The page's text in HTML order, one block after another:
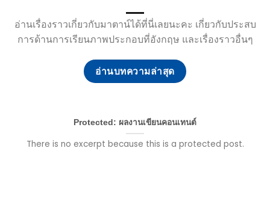
อ่านเรื่องราวเกี่ยวกับมาตาน์ได้ที่นี่เลยนะคะ เกี่ยวกับประสบ
การด้านการเรียนภาพประกอบที่อังกฤษ และเรื่องราวอื่นๆ
อ่านบทความล่าสุด
Protected: ผลงานเขียนคอนเทนต์
There is no excerpt because this is a protected post.